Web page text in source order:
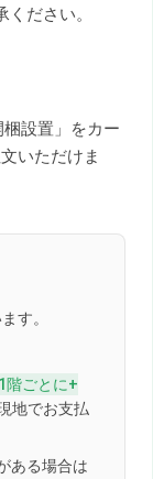
ださい。
設置」をカー
いただけま
す。
階ごとに+
地でお支払
ある場合は